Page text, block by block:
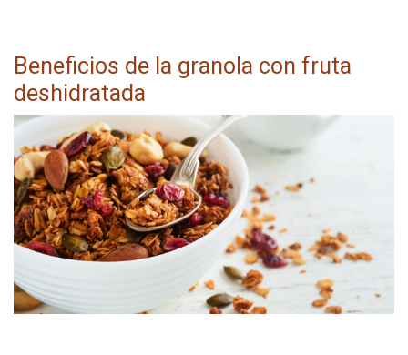
Beneficios de la granola con fruta
deshidratada